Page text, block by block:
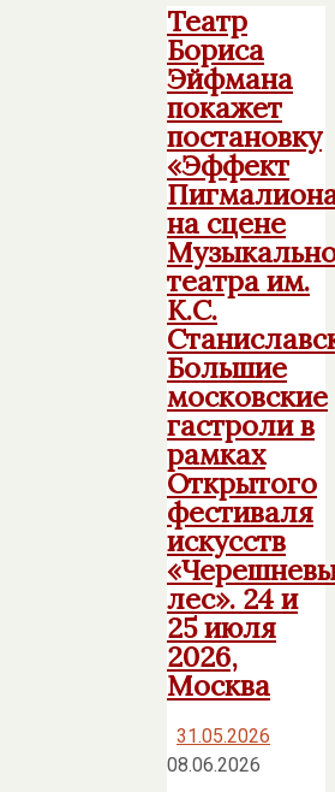
Театр
Бориса
Эйфмана
покажет
постановку
«Эффект
на сцене
театра им.
К.С.
Большие
московские
гастроли в
рамках
Открытого
фестиваля
искусств
лес». 24 и
25 июля
2026,
Москва
31.05.2026
08.06.2026